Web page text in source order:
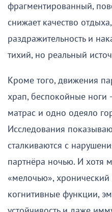
фрагментированный,
снижает качество
раздражительность и
тихий, но реальный
Кроме того, движения
храп, беспокойные ноги
матрас и одно одеяло
Исследования
сталкиваются с
партнёра ночью. И хотя
«мелочью»,
когнитивные функции,